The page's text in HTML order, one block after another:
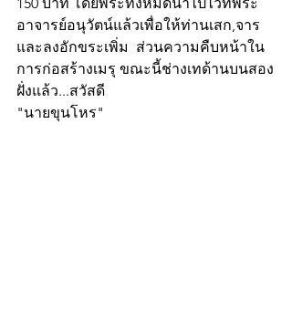
อาจารย์อนุวัตน์แล้วเพื่อให้ท่านเสก,จาร
และลงอักขระเพิ่ม  ส่วนความคืบหน้าใน
การก่อสร้างเมรุ ขณะนี้ช่างเทด้านบนสอง
ฝั่งแล้ว...สวัสดี
"นายขุนโหร"